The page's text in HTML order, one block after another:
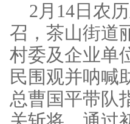
2 月14日农
召，茶山街道
村委及企业单
民围观并呐喊
总曹国平带队